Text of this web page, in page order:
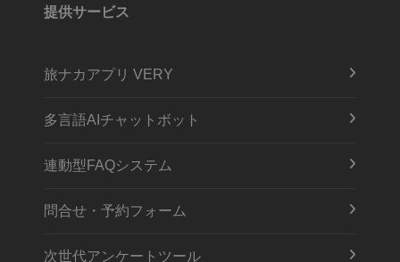
提供サービス
旅ナカアプリ VERY
多言語AIチャットボット
連動型FAQシステム
問合せ・予約フォーム
次世代アンケートツール